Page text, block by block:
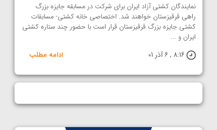
نمایندگان کشتی آزاد ایران برای شرکت در مسابقه جایزه بزرگ
راهی قرقیزستان خواهند شد. اختصاصی خانه کشتی- مسابقات
کشتی جایزه بزرگ قرقیزستان قرار است با حضور چند ستاره کشتی
ایران و‌ ...
8:16 , 6 آذر 01
ادامه مطلب